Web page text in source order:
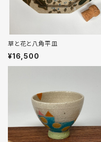
草と花と八角平皿
¥16,500